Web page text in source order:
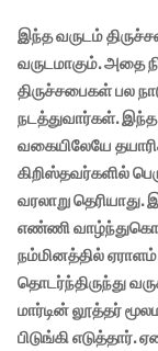
இந்த வருடம்
வருடமாகும். அதை
திருச்சபைகள் பல
நடத்துவார்கள்.
வகையிலேயே
கிறிஸ்தவர்களில்
வரலாறு
எண்ணி
நம்மினத்தில்
தொடர்ந்திருந்து
மார்டின் லூத்தர்
பிடுங்கி